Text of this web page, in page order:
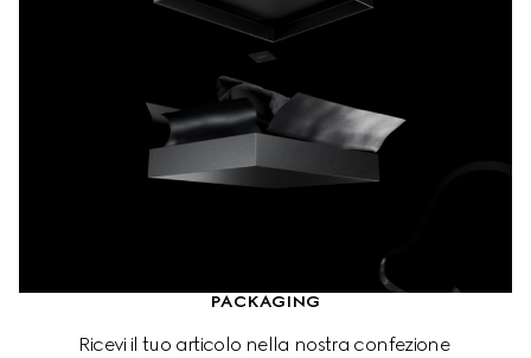
PACKAGING
Ricevi il tuo articolo nella nostra confezione